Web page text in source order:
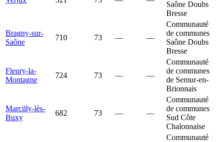
Saône Doubs
Bresse
Bragny-sur-
Saône
710 73 — —
Communauté
de communes
Saône Doubs
Bresse
Fleury-la-
Montagne
724 73 — —
Communauté
de communes
de Semur-en-
Brionnais
Marcilly-lès-
Buxy
682 73 — —
Communauté
de communes
Sud Côte
Chalonnaise
Communauté